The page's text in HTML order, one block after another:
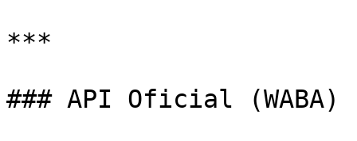
***
### API Oficial (WABA)